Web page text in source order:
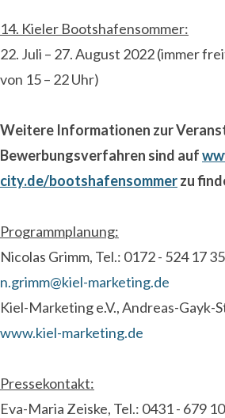
14. Kieler Bootshafensommer:
22. Juli – 27. August 2022 (immer
von 15 – 22 Uhr)
Weitere Informationen zur
Bewerbungsverfahren sind auf
city.de/bootshafensommerzu
Programmplanung:
Nicolas Grimm, Tel.: 0172 - 524 17
n.grimm@kiel-marketing.de
Kiel-Marketing e.V., Andreas-Gayk-
www.kiel-marketing.de
Pressekontakt:
Eva-Maria Zeiske, Tel.: 0431 - 679